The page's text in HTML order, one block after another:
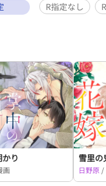
R指定なし
り
画
雪里の
日野原 /